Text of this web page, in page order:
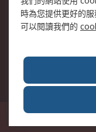
關於RS
全球辦事處
香港長沙灣郵政信箱
時為您提供更好的
可以閱讀我們的